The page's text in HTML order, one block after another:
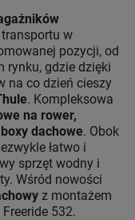
w
pozycji, od
rynku, gdzie dzięki
na co dzień cieszy
. Kompleksowa
na rower,
dachowe. Obok
łatwo i
sprzęt wodny i
Wśród nowości
z montażem
532.